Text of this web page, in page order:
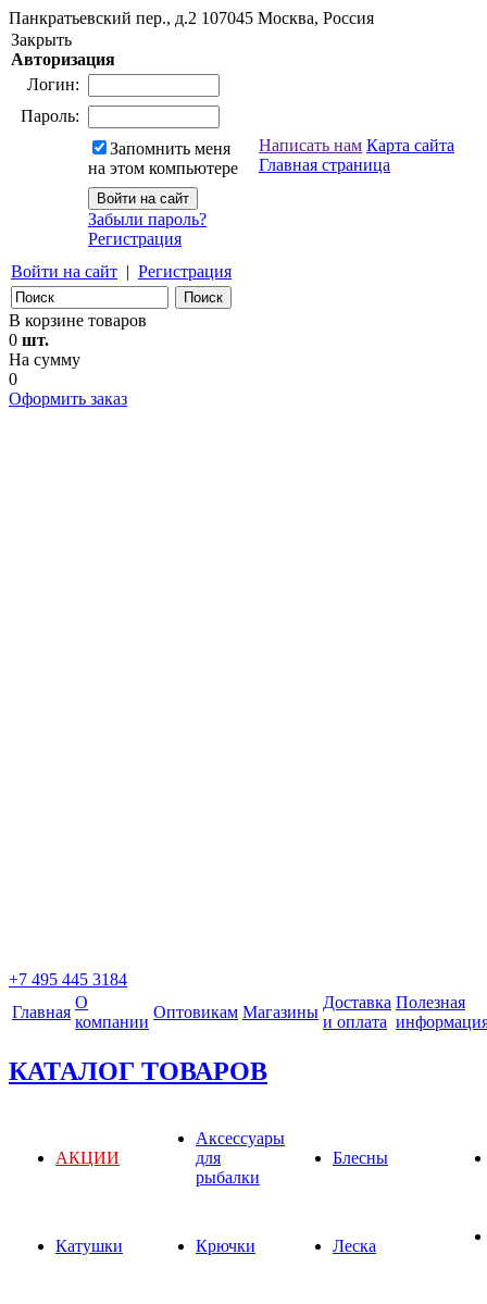
Панкратьевский пер., д.2 107045 Москва, Россия
Закрыть
Авторизация
Логин:
Пароль:
Запомнить меня
на этом компьютере
Забыли пароль?
Регистрация
Войти на сайт | Регистрация
Написать нам Карта сайта
Главная страница
В корзине товаров
0 шт.
На сумму
0
Оформить заказ
+7 495 445 3184
Главная
О
компании
Оптовикам Магазины
Доставка
и оплата
Полезная
КАТАЛОГ ТОВАРОВ
АКЦИИ
Аксессуары
для
рыбалки
Блесны
Катушки Крючки Леска